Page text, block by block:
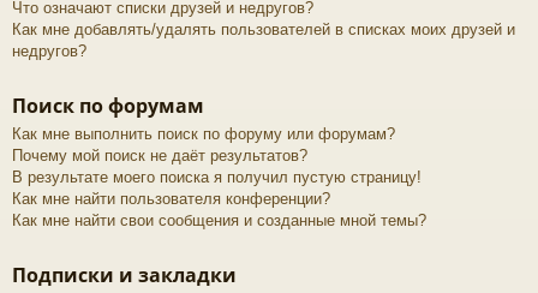
Что означают списки друзей и недругов?
Как мне добавлять/удалять пользователей в списках моих друзей и
недругов?
Поиск по форумам
Как мне выполнить поиск по форуму или форумам?
Почему мой поиск не даёт результатов?
В результате моего поиска я получил пустую страницу!
Как мне найти пользователя конференции?
Как мне найти свои сообщения и созданные мной темы?
Подписки и закладки